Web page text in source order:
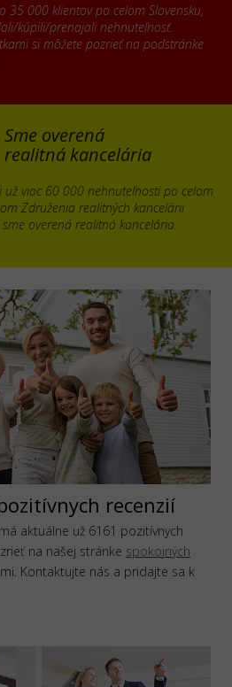
35 000 klientov po celom Slovensku,
kúpili/prenajali nehnuteľnosť.
si môžete pozrieť na podstránke
Sme overená
realitná kancelária
viac 60 000 nehnuteľností po celom
Združenia realitných kancelárii
overená realitná kancelária.
recenzií
aktuálne už 6161 pozitívnych
na našej stránke spokojných
Kontaktujte nás a pridajte sa k